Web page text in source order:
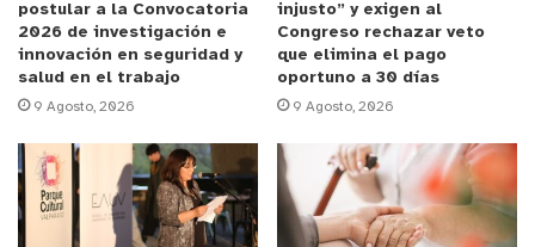
postular a la Convocatoria
2026 de investigación e
innovación en seguridad y
salud en el trabajo
9 Agosto, 2026
injusto” y exigen al
Congreso rechazar veto
que elimina el pago
oportuno a 30 días
9 Agosto, 2026